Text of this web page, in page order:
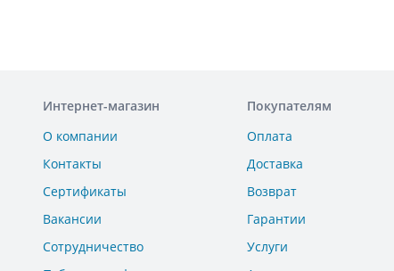
Интернет-магазин
О компании
Контакты
Сертификаты
Вакансии
Сотрудничество
Покупателям
Оплата
Доставка
Возврат
Гарантии
Услуги